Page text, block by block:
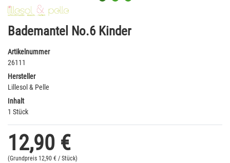
Bademantel No.6 Kinder
Artikelnummer
26111
Hersteller
Lillesol & Pelle
Inhalt
1 Stück
12,90 €
(Grundpreis 12,90 € / Stück)